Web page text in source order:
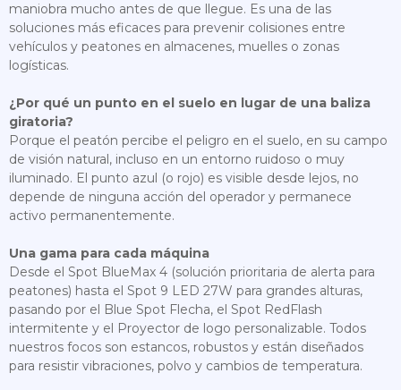
maniobra mucho antes de que llegue. Es una de las
soluciones más eficaces para prevenir colisiones entre
vehículos y peatones en almacenes, muelles o zonas
logísticas.
¿Por qué un punto en el suelo en lugar de una baliza
giratoria?
Porque el peatón percibe el peligro en el suelo, en su campo
de visión natural, incluso en un entorno ruidoso o muy
iluminado. El punto azul (o rojo) es visible desde lejos, no
depende de ninguna acción del operador y permanece
activo permanentemente.
Una gama para cada máquina
Desde el Spot BlueMax 4 (solución prioritaria de alerta para
peatones) hasta el Spot 9 LED 27W para grandes alturas,
pasando por el Blue Spot Flecha, el Spot RedFlash
intermitente y el Proyector de logo personalizable. Todos
nuestros focos son estancos, robustos y están diseñados
para resistir vibraciones, polvo y cambios de temperatura.